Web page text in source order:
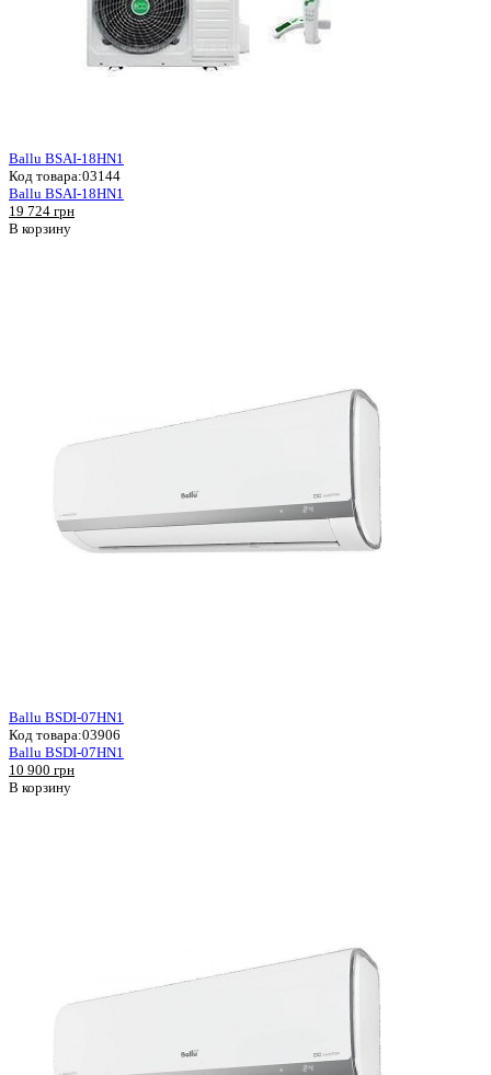
Ballu BSAI-18HN1
Код товара:03144
Ballu BSAI-18HN1
19 724 грн
В корзину
Ballu BSDI-07HN1
Код товара:03906
Ballu BSDI-07HN1
10 900 грн
В корзину